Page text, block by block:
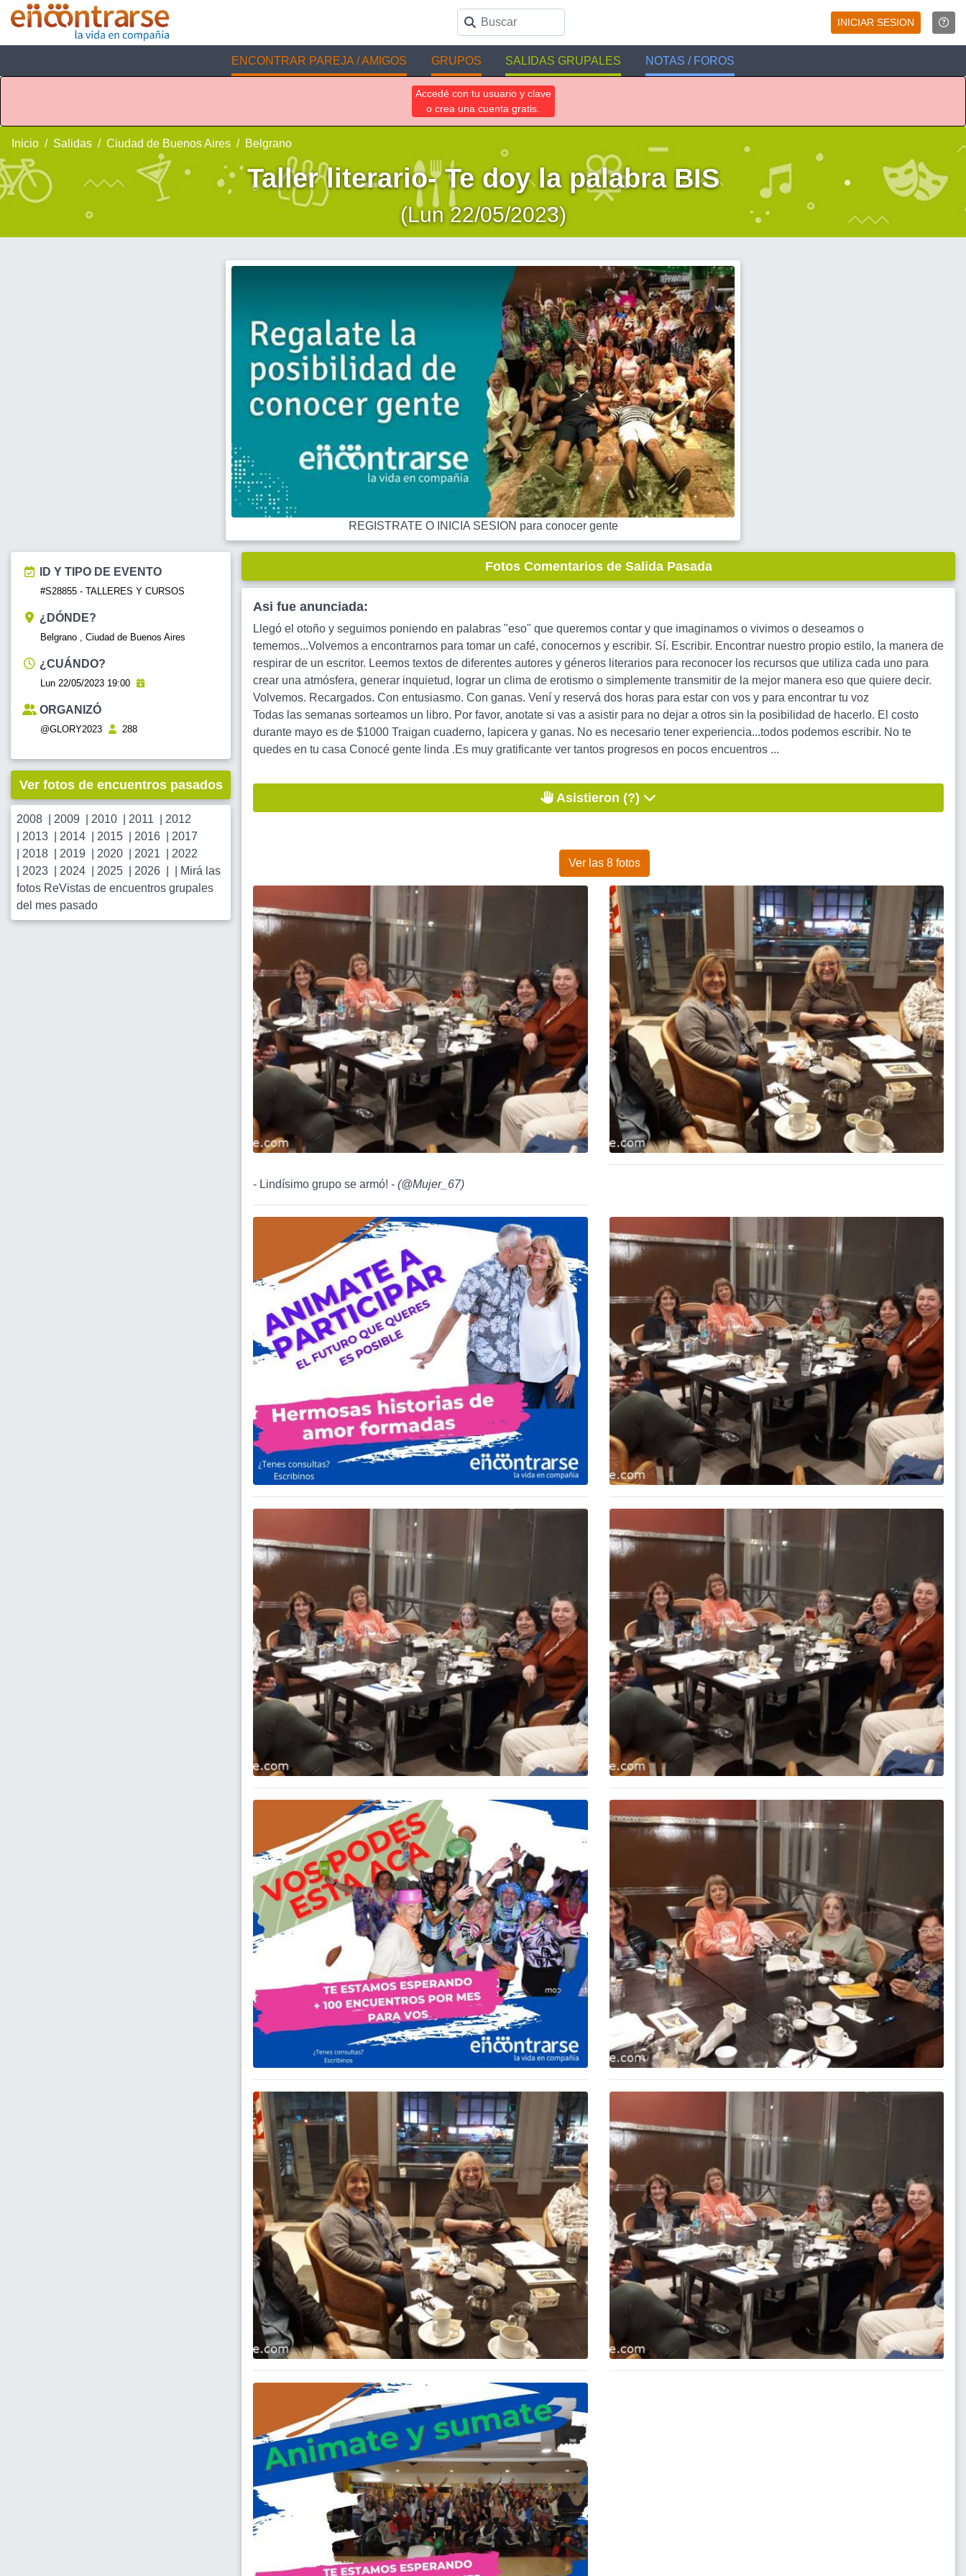
INICIAR SESION
ENCONTRAR PAREJA / AMIGOS GRUPOS SALIDAS GRUPALES NOTAS / FOROS
Accedé con tu usuario y clave
o crea una cuenta gratis.
Inicio Salidas Ciudad de Buenos Aires Belgrano
Taller literario- Te doy la palabra BIS
(Lun 22/05/2023)
REGISTRATE O INICIA SESION para conocer gente
ID Y TIPO DE EVENTO
#S28855 - TALLERES Y CURSOS
¿DÓNDE?
Belgrano , Ciudad de Buenos Aires
¿CUÁNDO?
Lun 22/05/2023 19:00
ORGANIZÓ
@GLORY2023 288
Ver fotos de encuentros pasados
2008 2009 2010 2011
2012
2013 2014 2015 2016
2017
2018 2019 2020 2021
2022
2023 2024 2025 2026
Mirá las
fotos ReVistas de encuentros grupales
del mes pasado
Fotos Comentarios de Salida Pasada
Asi fue anunciada:
Llegó el otoño y seguimos poniendo en palabras "eso" que queremos contar y que imaginamos o vivimos o deseamos o
tememos...Volvemos a encontrarnos para tomar un café, conocernos y escribir. Sí. Escribir. Encontrar nuestro propio estilo, la manera de
respirar de un escritor. Leemos textos de diferentes autores y géneros literarios para reconocer los recursos que utiliza cada uno para
crear una atmósfera, generar inquietud, lograr un clima de erotismo o simplemente transmitir de la mejor manera eso que quiere decir.
Volvemos. Recargados. Con entusiasmo. Con ganas. Vení y reservá dos horas para estar con vos y para encontrar tu voz
Todas las semanas sorteamos un libro. Por favor, anotate si vas a asistir para no dejar a otros sin la posibilidad de hacerlo. El costo
durante mayo es de $1000 Traigan cuaderno, lapicera y ganas. No es necesario tener experiencia...todos podemos escribir. No te
quedes en tu casa Conocé gente linda .Es muy gratificante ver tantos progresos en pocos encuentros ...
Asistieron (?)
Ver las 8 fotos
- Lindísimo grupo se armó! - (@Mujer_67)